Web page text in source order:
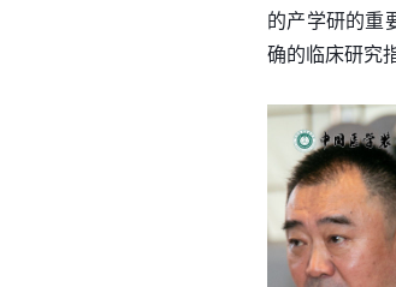
的产学研的重
确的临床研究